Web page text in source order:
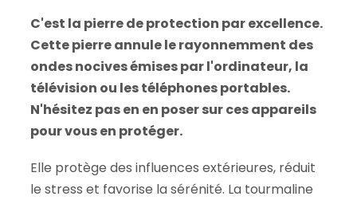
C'est la pierre de protection par excellence.
Cette pierre annule le rayonnemment des
ondes nocives émises par l'ordinateur, la
télévision ou les téléphones portables.
N'hésitez pas en en poser sur ces appareils
pour vous en protéger.
Elle protège des influences extérieures, réduit
le stress et favorise la sérénité. La tourmaline